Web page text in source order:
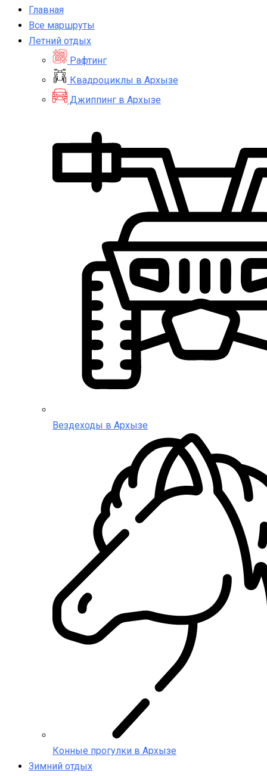
Главная
Все маршруты
Летний отдых
Рафтинг
Квадроциклы в Архызе
Джиппинг в Архызе
Вездеходы в Архызе
Конные прогулки в Архызе
Зимний отдых